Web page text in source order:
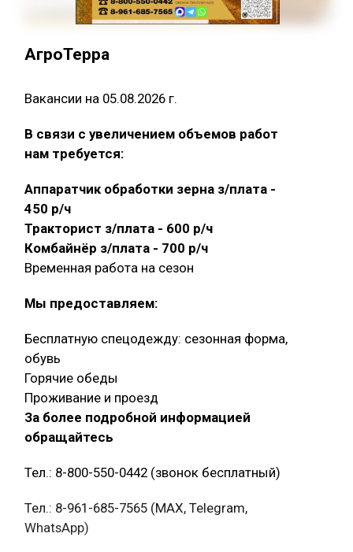
АгроТерра
Вакансии на 05.08.2026 г.
В связи с увеличением объемов работ
нам требуется:
Аппаратчик обработки зерна з/плата -
450 р/ч
Тракторист з/плата - 600 р/ч
Комбайнёр з/плата - 700 р/ч
Временная работа на сезон
Мы предоставляем:
Бесплатную спецодежду: сезонная форма,
обувь
Горячие обеды
Проживание и проезд
За более подробной информацией
обращайтесь
Тел.: 8-800-550-0442 (звонок бесплатный)
Тел.: 8-961-685-7565 (МАХ, Telegram,
WhatsApp)